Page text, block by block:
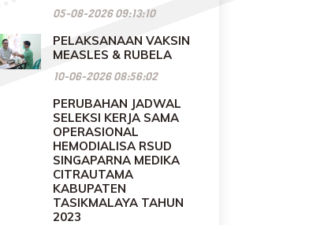
05-08-2026 09:13:10
PELAKSANAAN VAKSIN
MEASLES & RUBELA
10-06-2026 08:56:02
PERUBAHAN JADWAL
SELEKSI KERJA SAMA
OPERASIONAL
HEMODIALISA RSUD
SINGAPARNA MEDIKA
CITRAUTAMA
KABUPATEN
TASIKMALAYA TAHUN
2023